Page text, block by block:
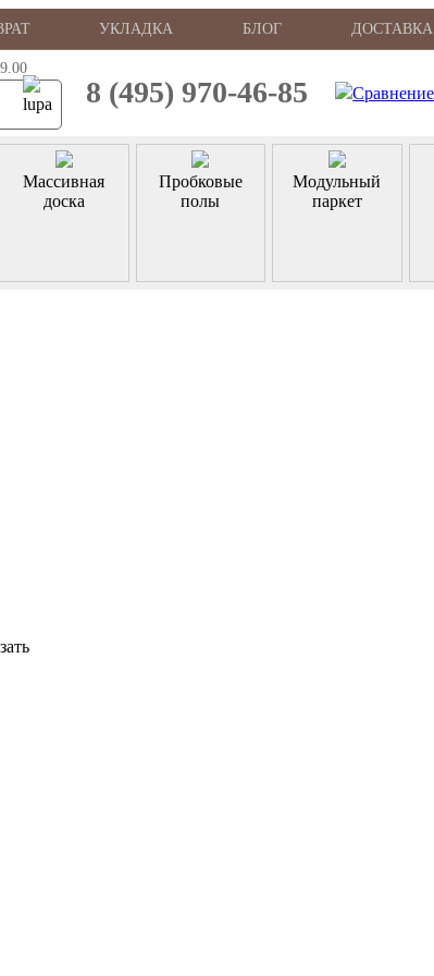
УКЛАДКА БЛОГ ДОСТАВКА
8 (495) 970-46-85
Массивная
доска
Пробковые
полы
Модульный
паркет